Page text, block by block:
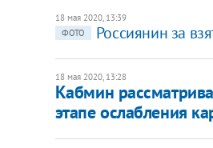
18 мая 2020, 13:39
ФОТО
Россиянин за
18 мая 2020, 13:28
Кабмин
этапе ослабления